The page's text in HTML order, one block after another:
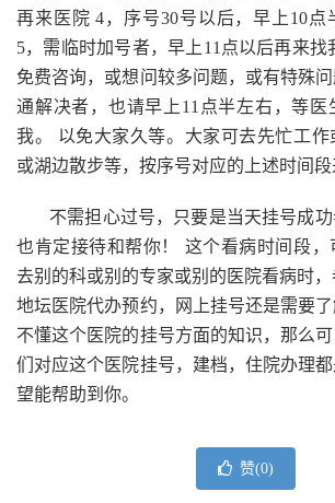
再来医院 4，序号30号以后，早上10点
5，需临时加号者，早上11点以后再来找
免费咨询，或想问较多问题，或有特殊
通解决者，也请早上11点半左右，等医
我。 以免大家久等。大家可去先忙工
或湖边散步等，按序号对应的上述时间段
不需担心过号，只要是当天挂号成
也肯定接待和帮你！ 这个看病时间段，
去别的科或别的专家或别的医院看病时，
地坛医院代办预约，网上挂号还是需要
不懂这个医院的挂号方面的知识，那么
们对应这个医院挂号，建档，住院办理
望能帮助到你。
赞(0)